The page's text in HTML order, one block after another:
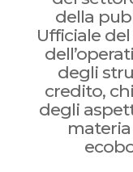
della
Ufficiale
degli
credito,
degli
materia